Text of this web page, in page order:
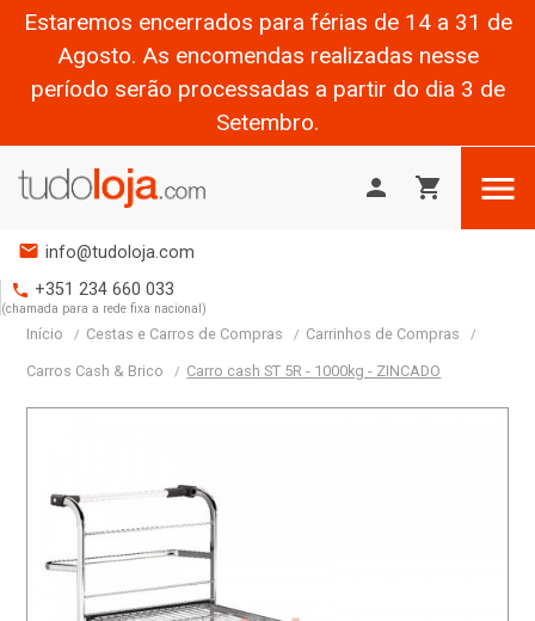
Estaremos encerrados para férias de 14 a 31 de
Agosto. As encomendas realizadas nesse
período serão processadas a partir do dia 3 de
Setembro.
person shopping_cart 
mail info@tudoloja.com
phone +351 234 660 033
(chamada para a rede fixa nacional)
Início Cestas e Carros de Compras Carrinhos de Compras
Carros Cash & Brico Carro cash ST 5R - 1000kg - ZINCADO